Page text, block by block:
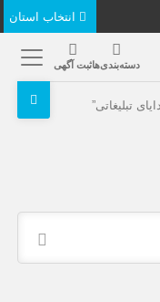
دسته‌بندی‌هاثبت آگهی
تبلیغاتی”